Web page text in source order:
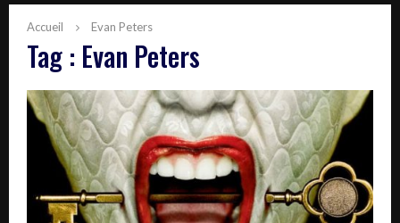
Accueil Evan Peters
Tag : Evan Peters